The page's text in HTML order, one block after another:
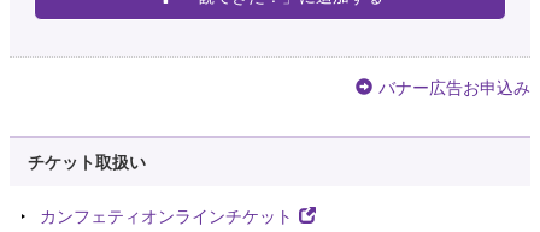
バナー広告お申込み
チケット取扱い
カンフェティオンラインチケット